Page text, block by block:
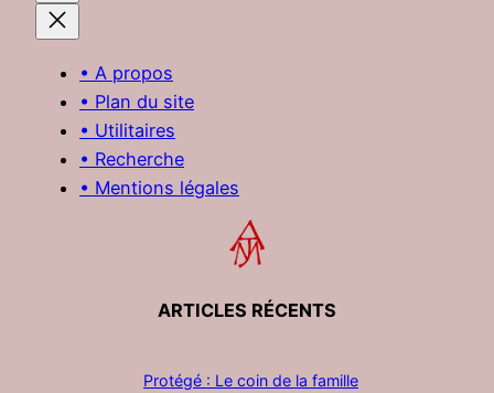
• A propos
• Plan du site
• Utilitaires
• Recherche
• Mentions légales
ARTICLES RÉCENTS
Protégé : Le coin de la famille